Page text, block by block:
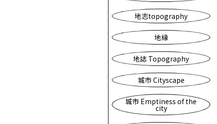
地志topography
地緣
地誌 Topography
城市 Cityscape
城市 Emptiness of the
city